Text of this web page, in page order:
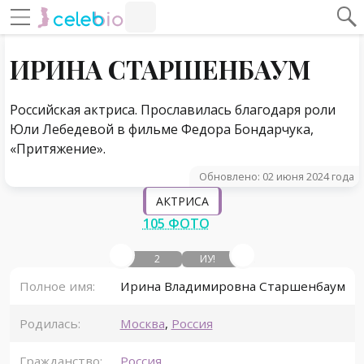
Навигация по сайту
ИРИНА СТАРШЕНБАУМ
Российская актриса. Прославилась благодаря роли
Юли Лебедевой в фильме Федора Бондарчука,
«Притяжение».
Обновлено: 02 июня 2024 года
АКТРИСА
105 ФОТО
2 ИУ!
Полное имя: Ирина Владимировна Старшенбаум
Родилась: Москва, Россия
Гражданство: Россия